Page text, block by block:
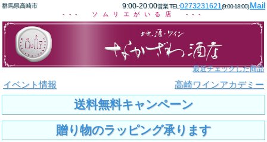
群馬県高崎市 9:00-20:00営業 TEL:0273231621(9:00-18:00)Mail
--- ソムリエがいる店 ---
最近チェックした商品
イベント情報 高崎ワインアカデミー
送料無料キャンペーン
贈り物のラッピング承ります